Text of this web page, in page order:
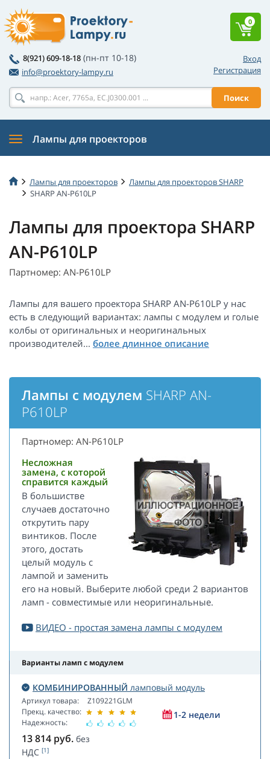
Вход
Регистрация
8(921) 609-18-18 (пн-пт 10-18)
info@proektory-lampy.ru
Поиск
0
Лампы для проекторов
Лампы для проекторов
Лампы для проекторов SHARP
SHARP AN-P610LP
Лампы для проектора SHARP
AN-P610LP
Партномер: AN-P610LP
Лампы для вашего проектора SHARP AN-P610LP у нас
есть в следующий вариантах: лампы с модулем и голые
колбы от оригинальных и неоригинальных
производителей...
Лампы с модулем SHARP AN-
P610LP
Партномер: AN-P610LP
Несложная
замена, с которой
справится каждый
В большистве
случаев достаточно
открутить пару
винтиков. После
этого, достать
целый модуль с
лампой и заменить
его на новый. Выберите любой среди 2 вариантов
ламп - совместимые или неоригинальные.
ВИДЕО - простая замена лампы с модулем
Варианты ламп с модулем
КОМБИНИРОВАННЫЙ ламповый модуль
Артикул товара:
Прекц. качество:
Надежность:
Z109221GLM
1-2 недели
13 814 руб. без
НДС [1]